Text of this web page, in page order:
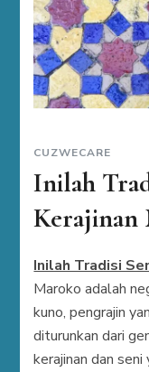
CUZWECARE
Inilah
Kerajinan
Inilah Tradisi
Maroko adalah
kuno, pengrajin
diturunkan dari
kerajinan dan